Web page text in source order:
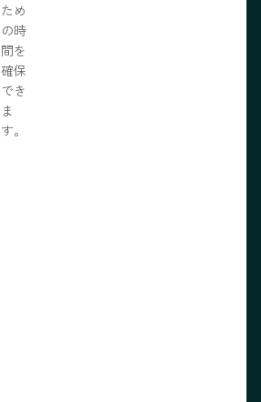
ため
の時
間を
確保
でき
ま
す。